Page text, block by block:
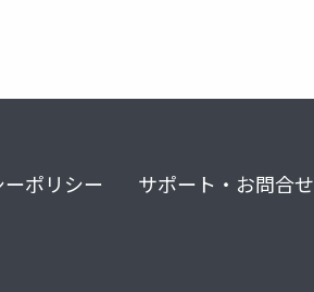
ポリシー サポート・お問合せ